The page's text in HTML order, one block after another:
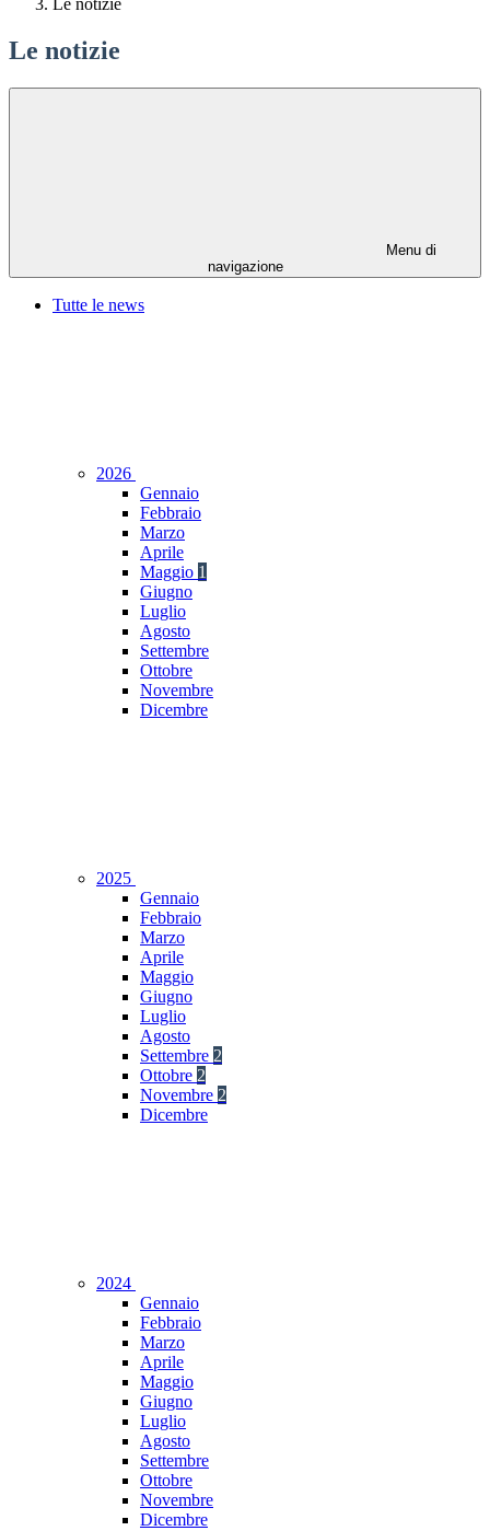
Le notizie
Le notizie
Menu di
navigazione
Tutte le news
2026
Gennaio
Febbraio
Marzo
Aprile
Maggio 1
Giugno
Luglio
Agosto
Settembre
Ottobre
Novembre
Dicembre
2025
Gennaio
Febbraio
Marzo
Aprile
Maggio
Giugno
Luglio
Agosto
Settembre 2
Ottobre 2
Novembre 2
Dicembre
2024
Gennaio
Febbraio
Marzo
Aprile
Maggio
Giugno
Luglio
Agosto
Settembre
Ottobre
Novembre
Dicembre